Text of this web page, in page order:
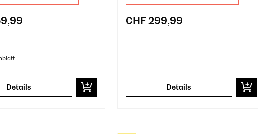
Details
CHF 299,99
Details